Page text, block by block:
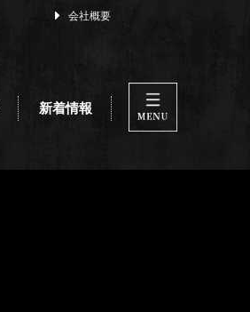
会社概要
新着情報